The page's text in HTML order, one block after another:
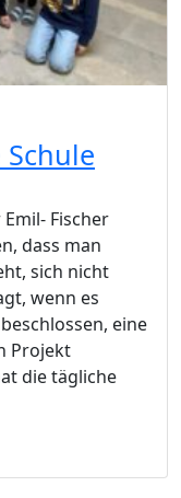
Schule
Fischer
dass man
sich nicht
wenn es
eine
Projekt
die tägliche